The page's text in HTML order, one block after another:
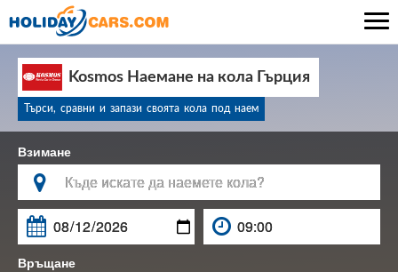
Kosmos Наемане на кола Гърция
Търси, сравни и запази своята кола под наем
Взимане


Връщане